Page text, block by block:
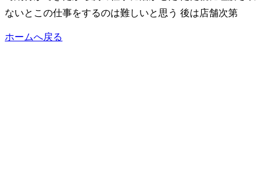
ないとこの仕事をするのは難しいと思う 後は店舗次第
ホームへ戻る